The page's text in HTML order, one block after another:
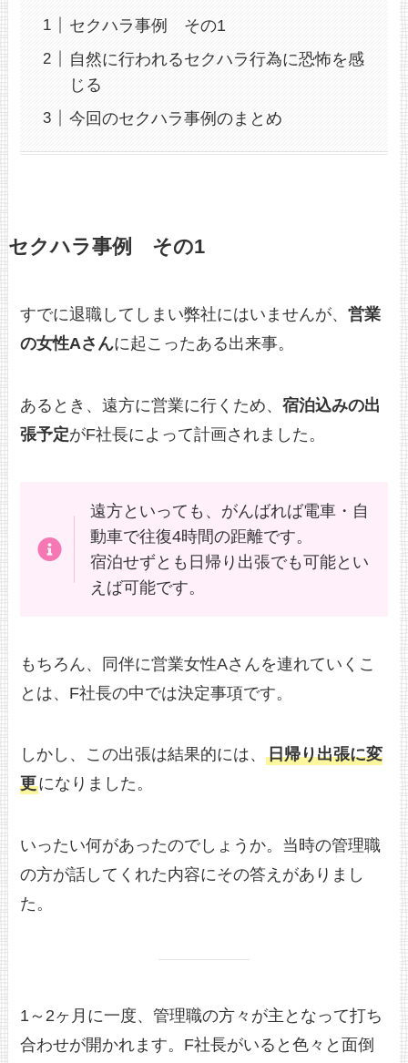
セクハラ事例 その1
自然に行われるセクハラ行為に恐怖を感
じる
今回のセクハラ事例のまとめ
セクハラ事例 その1
すでに退職してしまい弊社にはいませんが、営業
の女性Aさんに起こったある出来事。
あるとき、遠方に営業に行くため、宿泊込みの出
張予定がF社長によって計画されました。
遠方といっても、がんばれば電車・自
動車で往復4時間の距離です。
宿泊せずとも日帰り出張でも可能とい
えば可能です。
もちろん、同伴に営業女性Aさんを連れていくこ
とは、F社長の中では決定事項です。
しかし、この出張は結果的には、日帰り出張に変
更になりました。
いったい何があったのでしょうか。当時の管理職
の方が話してくれた内容にその答えがありまし
た。
1～2ヶ月に一度、管理職の方々が主となって打ち
合わせが開かれます。F社長がいると色々と面倒